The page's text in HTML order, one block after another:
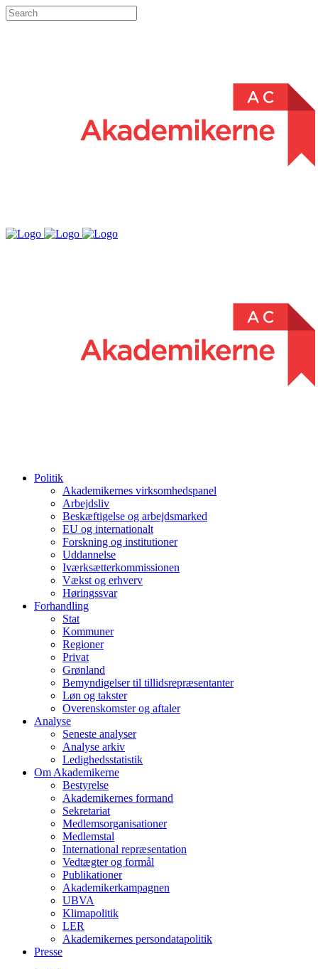
Politik
Akademikernes virksomhedspanel
Arbejdsliv
Beskæftigelse og arbejdsmarked
EU og internationalt
Forskning og institutioner
Uddannelse
Iværksætterkommissionen
Vækst og erhverv
Høringssvar
Forhandling
Stat
Kommuner
Regioner
Privat
Grønland
Bemyndigelser til tillidsrepræsentanter
Løn og takster
Overenskomster og aftaler
Analyse
Seneste analyser
Analyse arkiv
Ledighedsstatistik
Om Akademikerne
Bestyrelse
Akademikernes formand
Sekretariat
Medlemsorganisationer
Medlemstal
International repræsentation
Vedtægter og formål
Publikationer
Akademikerkampagnen
UBVA
Klimapolitik
LER
Akademikernes persondatapolitik
Presse